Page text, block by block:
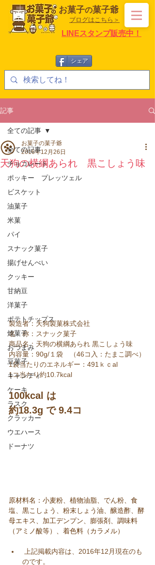
お菓子の菓子爺
ブログはこちら＞
シェア
LINEスタンプ販売中！
記事
全ての記事
チョコレート
ポッキー プレッツェル
ビスケット
油菓子
米菓
パイ
スナック菓子
揚げせんべい
クッキー
甘納豆
洋菓子
ポテトチップス
焼菓子
おつまみ
豆菓子
キャンディ
ケーキ
ラスク
クラッカー
ウエハース
ドーナツ
全ての記事
天狗の横綱あられ 黒こしょう味
お菓子の菓子爺
2016年12月26日
製造者：天狗製菓株式会社
名　称：スナック菓子
商品名：天狗の横綱あられ 黒こしょう味
内容量：90g/１袋　（46コ入：たまこ調べ）
1袋当たりのエネルギー：491ｋｃal
1コ当たり約10.7kcal
100kcal は
約18.3g で 9.4コ
原材料名：小麦粉、植物油脂、でん粉、食
塩、黒こしょう、粉末しょう油、醸造酢、酵
母エキス、加工デンプン、膨張剤、調味料
（アミノ酸等）、着色料（カラメル）
のです。